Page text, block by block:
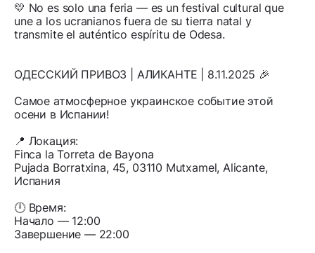
💛 No es solo una feria — es un festival cultural que
une a los ucranianos fuera de su tierra natal y
transmite el auténtico espíritu de Odesa.
ОДЕССКИЙ ПРИВОЗ | АЛИКАНТЕ | 8.11.2025 🎉
Самое атмосферное украинское событие этой
осени в Испании!
📍 Локация:
Finca la Torreta de Bayona
Pujada Borratxina, 45, 03110 Mutxamel, Alicante,
Испания
🕛 Время:
Начало — 12:00
Завершение — 22:00